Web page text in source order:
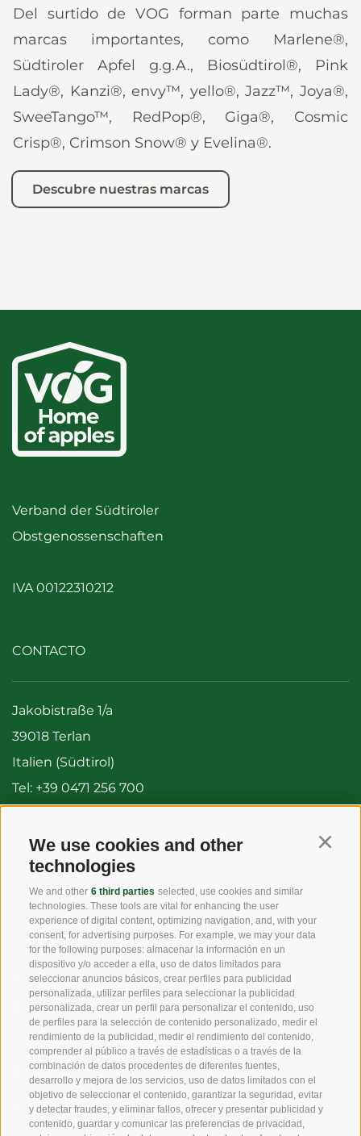
We use cookies and other
technologies
We and other 6 third parties selected, use cookies and similar
technologies. These tools are vital for enhancing the user
experience of digital content, optimizing navigation, and, with your
consent, for advertising purposes. For example, we may your data
for the following purposes: almacenar la información en un
dispositivo y/o acceder a ella, uso de datos limitados para
seleccionar anuncios básicos, crear perfiles para publicidad
personalizada, utilizar perfiles para seleccionar la publicidad
personalizada, crear un perfil para personalizar el contenido, uso
de perfiles para la selección de contenido personalizado, medir el
rendimiento de la publicidad, medir el rendimiento del contenido,
comprender al público a través de estadísticas o a través de la
combinación de datos procedentes de diferentes fuentes,
desarrollo y mejora de los servicios, uso de datos limitados con el
objetivo de seleccionar el contenido, garantizar la seguridad, evitar
y detectar fraudes, y eliminar fallos, ofrecer y presentar publicidad y
contenido, guardar y comunicar las preferencias de privacidad,
Del surtido de VOG forman parte muchas
marcas importantes, como Marlene®,
Südtiroler Apfel g.g.A., Biosüdtirol®, Pink
Lady®, Kanzi®, envy™, yello®, Jazz™, Joya®,
SweeTango™, RedPop®, Giga®, Cosmic
Crisp®, Crimson Snow® y Evelina®.
Descubre nuestras marcas
Verband der Südtiroler
Obstgenossenschaften
IVA 00122310212
CONTACTO
Jakobistraße 1/a
39018 Terlan
Italien (Südtirol)
Tel: +39 0471 256 700
info@vog.it
info@pec.vog.it
LINKS
Origen
Experiencia
Sostenibilidad
Productos y Marcas
Código etico